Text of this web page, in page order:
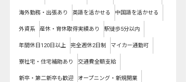
海外勤務・出張あり 英語を活かせる 中国語を活かせる
外資系 産休・育休取得実績あり 駅徒歩5分以内
年間休日120日以上 完全週休2日制 マイカー通勤可
寮社宅・住宅補助あり 交通費全額支給
新卒・第二新卒も歓迎 オープニング・新規開業